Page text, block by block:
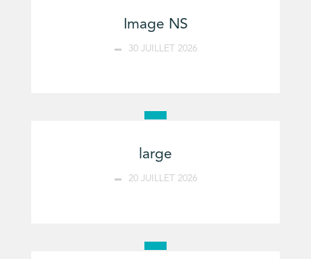
Image NS
30 JUILLET 2026
large
20 JUILLET 2026